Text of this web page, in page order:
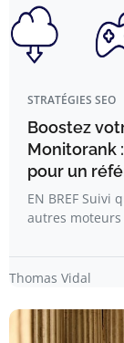
STRATÉGIES SEO
Boostez
Monitorank
pour un
EN BREF
autres
Thomas Vidal